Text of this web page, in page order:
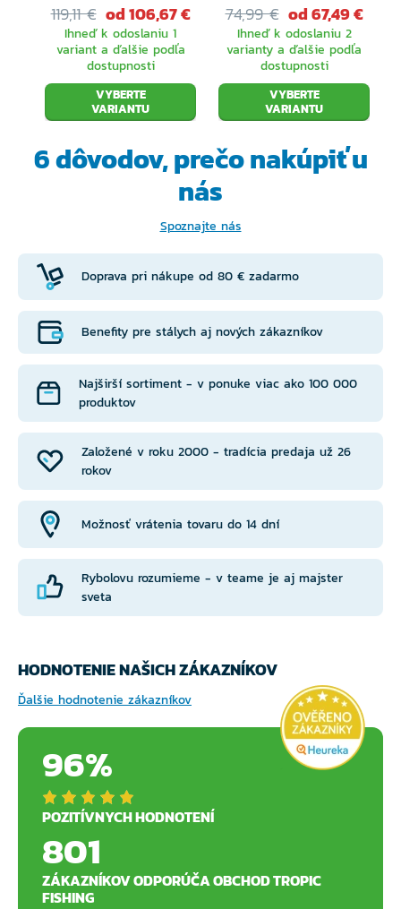
119,11 € od 106,67 €
Ihneď k odoslaniu 1
variant a ďalšie podľa
dostupnosti
VYBERTE
VARIANTU
74,99 € od 67,49 €
Ihneď k odoslaniu 2
varianty a ďalšie podľa
dostupnosti
VYBERTE
VARIANTU
6 dôvodov, prečonakúpiť u
nás
Spoznajte nás
Doprava pri nákupe od 80 € zadarmo
Založené v roku 2000 - tradícia predaja už 26
rokov
Benefity pre stálych aj nových zákazníkov
Možnosť vrátenia tovaru do 14 dní
Najširší sortiment - v ponuke viac ako 100 000
produktov
Rybolovu rozumieme - v teame je aj majster
sveta
HODNOTENIE NAŠICH ZÁKAZNÍKOV
Ďalšie hodnotenie zákazníkov
96%
POZITÍVNYCH HODNOTENÍ
801
ZÁKAZNÍKOV ODPORÚČA OBCHOD TROPIC
FISHING